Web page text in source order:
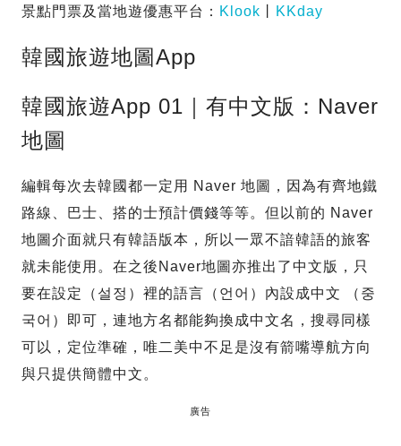
景點門票及當地遊優惠平台： Klook KKday
韓國旅遊地圖App
韓國旅遊App 01｜有中文版：Naver
地圖
編輯每次去韓國都一定用 Naver 地圖，因為有齊地鐵
路線、巴士、搭的士預計價錢等等。但以前的 Naver
地圖介面就只有韓語版本，所以一眾不諳韓語的旅客
就未能使用。在之後Naver地圖亦推出了中文版，只
要在設定（설정）裡的語言（언어）內設成中文 （중
국어）即可，連地方名都能夠換成中文名，搜尋同樣
可以，定位準確，唯二美中不足是沒有箭嘴導航方向
與只提供簡體中文。
廣告